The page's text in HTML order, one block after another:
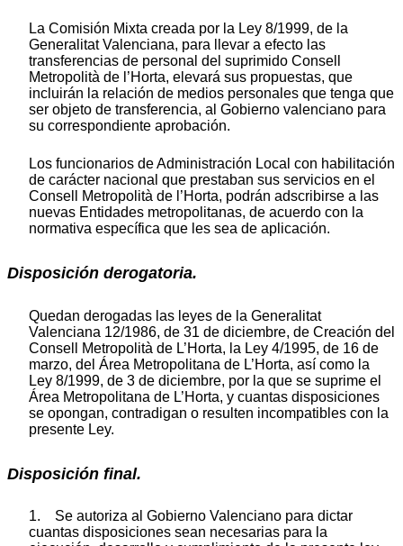
La Comisión Mixta creada por la Ley 8/1999, de la
Generalitat Valenciana, para llevar a efecto las
transferencias de personal del suprimido Consell
Metropolità de l’Horta, elevará sus propuestas, que
incluirán la relación de medios personales que tenga que
ser objeto de transferencia, al Gobierno valenciano para
su correspondiente aprobación.
Los funcionarios de Administración Local con habilitación
de carácter nacional que prestaban sus servicios en el
Consell Metropolità de l’Horta, podrán adscribirse a las
nuevas Entidades metropolitanas, de acuerdo con la
normativa específica que les sea de aplicación.
Disposición derogatoria.
Quedan derogadas las leyes de la Generalitat
Valenciana 12/1986, de 31 de diciembre, de Creación del
Consell Metropolità de L’Horta, la Ley 4/1995, de 16 de
marzo, del Área Metropolitana de L’Horta, así como la
Ley 8/1999, de 3 de diciembre, por la que se suprime el
Área Metropolitana de L’Horta, y cuantas disposiciones
se opongan, contradigan o resulten incompatibles con la
presente Ley.
Disposición final.
1. Se autoriza al Gobierno Valenciano para dictar
cuantas disposiciones sean necesarias para la